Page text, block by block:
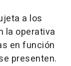
a los
la operativa
en función
presenten.